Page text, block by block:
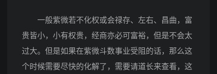
一般紫微若不化权或会禄存、左右、昌曲，富
贵皆小，小有权贵，经商亦必可富裕，但是不会太
过大。但是如果在紫微斗数事业受阻的话，那么这
个时候需要尽快的化解了，需要请道长来查看，这